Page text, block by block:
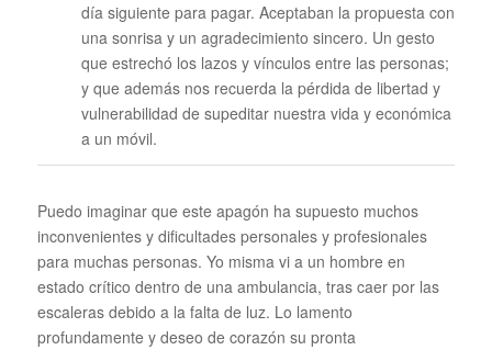
día siguiente para pagar. Aceptaban la propuesta con
una sonrisa y un agradecimiento sincero. Un gesto
que estrechó los lazos y vínculos entre las personas;
y que además nos recuerda la pérdida de libertad y
vulnerabilidad de supeditar nuestra vida y económica
a un móvil.
Puedo imaginar que este apagón ha supuesto muchos
inconvenientes y dificultades personales y profesionales
para muchas personas. Yo misma vi a un hombre en
estado crítico dentro de una ambulancia, tras caer por las
escaleras debido a la falta de luz. Lo lamento
profundamente y deseo de corazón su pronta